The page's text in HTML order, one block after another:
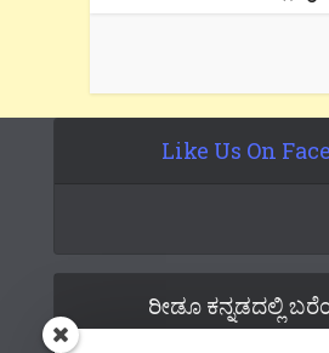
Like Us On
ರೀಡೂ ಕನ್ನಡದಲ್ಲಿ